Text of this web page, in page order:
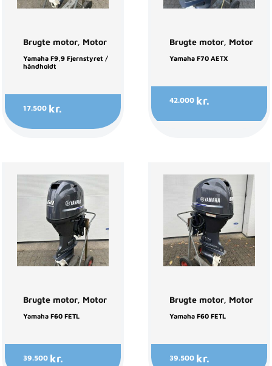
Brugte motor, Motor
Yamaha F9,9 Fjernstyret /
håndholdt
17.500 kr.
Brugte motor, Motor
Yamaha F70 AETX
42.000 kr.
Brugte motor, Motor
Yamaha F60 FETL
39.500 kr.
Brugte motor, Motor
Yamaha F60 FETL
39.500 kr.